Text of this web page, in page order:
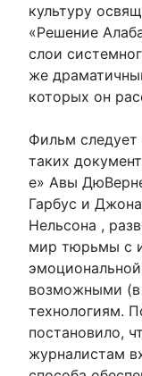
культуру
«Решение
слои
же
которых он
Фильм следует
таких
е» Авы
Гарбус и
Нельсона ,
мир тюрьмы с
возможными (в
технологиям.
постановило,
журналистам